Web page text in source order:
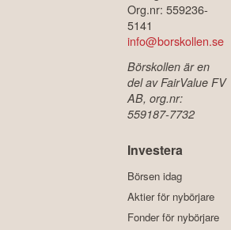
Org.nr: 559236-
5141
info@borskollen.se
Börskollen är en
del av FairValue FV
AB, org.nr:
559187-7732
Investera
Börsen idag
Aktier för nybörjare
Fonder för nybörjare